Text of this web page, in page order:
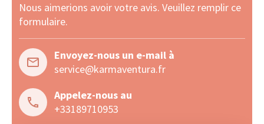
Nous aimerions avoir votre avis. Veuillez remplir ce
formulaire.
Envoyez-nous un e-mail à
service@karmaventura.fr
Appelez-nous au
+33189710953